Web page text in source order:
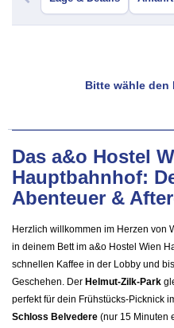
Bitte wähle den
Das a&o Hostel
Hauptbahnhof:
Abenteuer &
Herzlich willkommen im Herzen von
in deinem Bett im a&o Hostel Wien
schnellen Kaffee in der Lobby und
Geschehen. Der Helmut-Zilk-Park
perfekt für dein Frühstücks-Picknick
Schloss Belvedere (nur 15 Minuten